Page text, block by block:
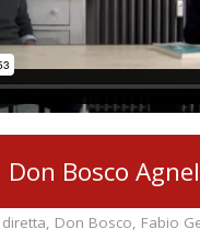
Don Bosco
diretta, Don Bosco, Fabio